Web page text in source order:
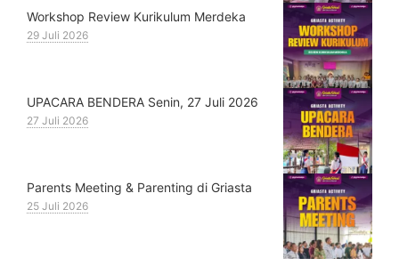
Workshop Review Kurikulum Merdeka
29 Juli 2026
UPACARA BENDERA Senin, 27 Juli 2026
27 Juli 2026
Parents Meeting & Parenting di Griasta
25 Juli 2026